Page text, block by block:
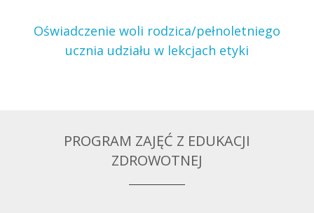
Oświadczenie woli rodzica/pełnoletniego
ucznia udziału w lekcjach etyki
PROGRAM ZAJĘĆ Z EDUKACJI
ZDROWOTNEJ